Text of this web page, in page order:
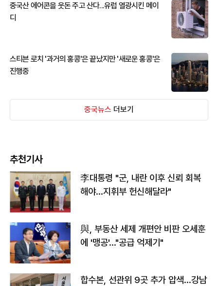
중국산 에어콘을 웃돈 주고 산다...유럽 열광시킨 메이
디
스티븐 로치 '과거의 홍콩'은 끝났지만 '새로운 홍콩'은
진행중
중국뉴스 더보기
추천기사
李대통령 "군, 내란 이후 신뢰 회복
해야…지휘부 헌신해달라"
與, 부동산 세제 개편안 비판 오세훈
에 '맹공'…"공급 억제기"
합수본, 선관위 9곳 추가 압색…강남